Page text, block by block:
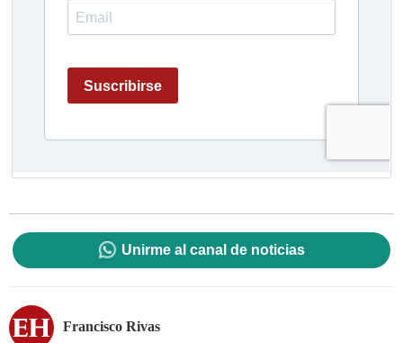
Unirme al canal de noticias
Francisco Rivas